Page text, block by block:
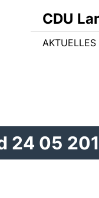
CDU
AKTUELLES
24 05